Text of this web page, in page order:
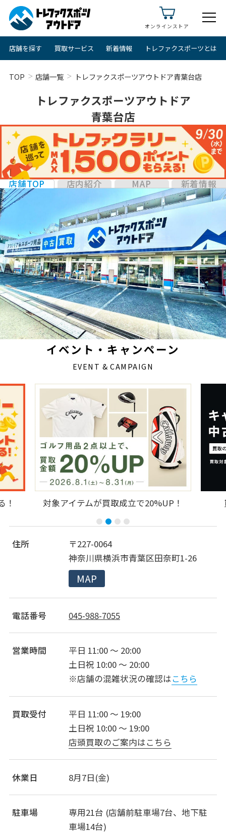
オンラインストア
店舗を探す 買取サービス 新着情報 トレファクスポーツとは
TOP 店舗一覧 トレファクスポーツアウトドア青葉台店
トレファクスポーツアウトドア
青葉台店
店舗TOP 店内紹介 MAP 新着情報
イベント・キャンペーン
EVENT & CAMPAIGN
対象アイテムが買取成立で20%UP！ 買取
住所
〒227-0064
神奈川県横浜市青葉区田奈町1-26
MAP
電話番号 045-988-7055
営業時間
平日 11:00 ～ 20:00
土日祝 10:00 ～ 20:00
※店舗の混雑状況の確認はこちら
買取受付
平日 11:00 ～ 19:00
土日祝 10:00 ～ 19:00
店頭買取のご案内はこちら
休業日 8月7日(金)
駐車場
専用21台 (店舗前駐車場7台、地下駐
車場14台)